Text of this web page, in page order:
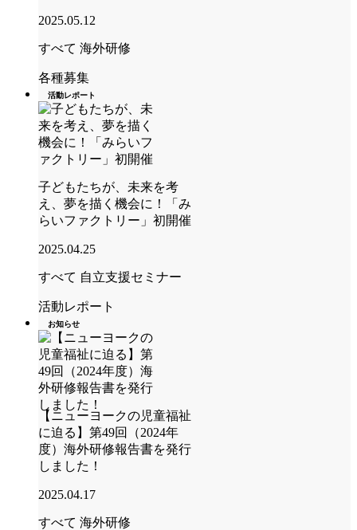
2025.05.12
すべて 海外研修
各種募集
活動レポート
子どもたちが、未来を考
え、夢を描く機会に！「み
らいファクトリー」初開催
2025.04.25
すべて 自立支援セミナー
活動レポート
お知らせ
【ニューヨークの児童福祉
に迫る】第49回（2024年
度）海外研修報告書を発行
しました！
2025.04.17
すべて 海外研修